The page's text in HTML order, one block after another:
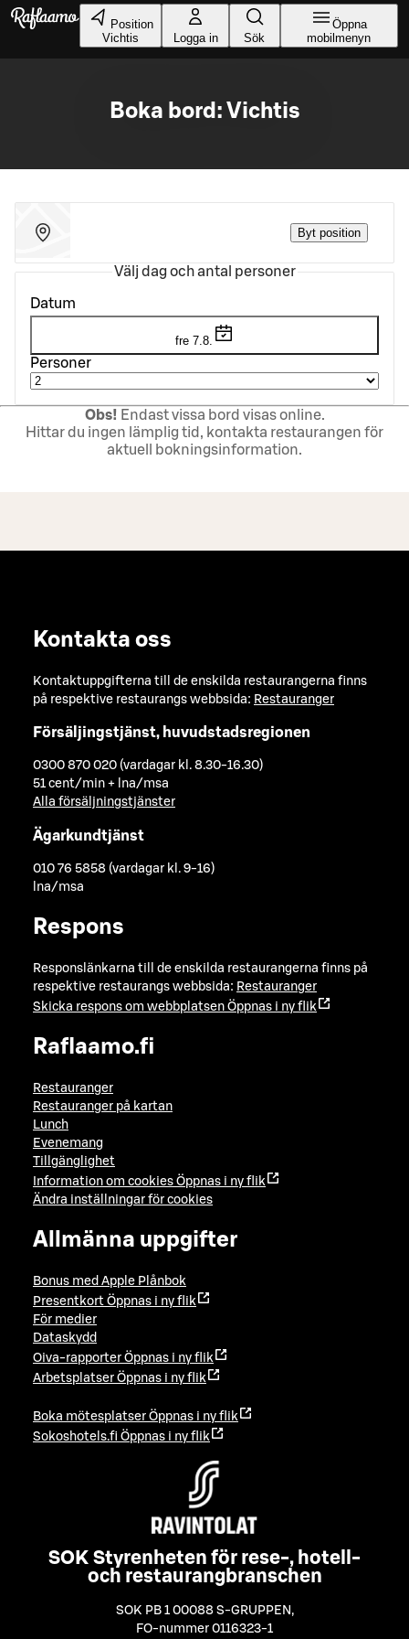
Gå till huvudinnehållet
Position
Vichtis
Logga in Sök
Öppna
mobilmenyn
Boka bord: Vichtis
Byt position
Välj dag och antal personer
Datum
fre 7.8.
Personer
Obs! Endast vissa bord visas online.
Hittar du ingen lämplig tid, kontakta restaurangen för
aktuell bokningsinformation.
Kontakta oss
Kontaktuppgifterna till de enskilda restaurangerna finns
på respektive restaurangs webbsida: Restauranger
Försäljingstjänst, huvudstadsregionen
0300 870 020 (vardagar kl. 8.30-16.30)
51 cent/min + lna/msa
Alla försäljningstjänster
Ägarkundtjänst
010 76 5858 (vardagar kl. 9-16)
lna/msa
Respons
Responslänkarna till de enskilda restaurangerna finns på
respektive restaurangs webbsida: Restauranger
Skicka respons om webbplatsen Öppnas i ny flik
Raflaamo.fi
Restauranger
Restauranger på kartan
Lunch
Evenemang
Tillgänglighet
Information om cookies Öppnas i ny flik
Ändra inställningar för cookies
Allmänna uppgifter
Bonus med Apple Plånbok
Presentkort Öppnas i ny flik
För medier
Dataskydd
Oiva-rapporter Öppnas i ny flik
Arbetsplatser Öppnas i ny flik
Boka mötesplatser Öppnas i ny flik
Sokoshotels.fi Öppnas i ny flik
SOK Styrenheten för rese-, hotell-
och restaurangbranschen
SOK PB 1 00088 S-GRUPPEN ,
FO-nummer 0116323-1